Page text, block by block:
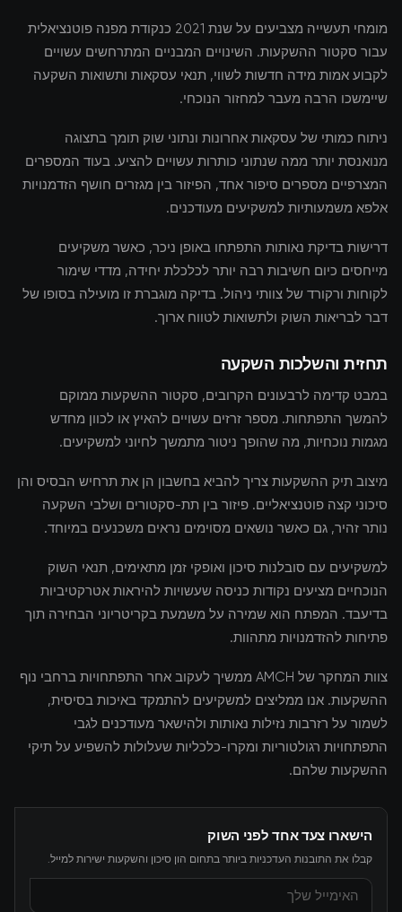
מומחי תעשייה מצביעים על שנת 2021 כנקודת מפנה פוטנציאלית
עבור סקטור ההשקעות. השינויים המבניים המתרחשים עשויים
לקבוע אמות מידה חדשות לשווי, תנאי עסקאות ותשואות השקעה
שיימשכו הרבה מעבר למחזור הנוכחי.
ניתוח כמותי של עסקאות אחרונות ונתוני שוק תומך בתצוגה
מנואנסת יותר ממה שנתוני כותרות עשויים להציע. בעוד המספרים
המצרפיים מספרים סיפור אחד, הפיזור בין מגזרים חושף הזדמנויות
אלפא משמעותיות למשקיעים מעודכנים.
דרישות בדיקת נאותות התפתחו באופן ניכר, כאשר משקיעים
מייחסים כיום חשיבות רבה יותר לכלכלת יחידה, מדדי שימור
לקוחות ורקורד של צוותי ניהול. בדיקה מוגברת זו מועילה בסופו של
דבר לבריאות השוק ולתשואות לטווח ארוך.
תחזית והשלכות השקעה
במבט קדימה לרבעונים הקרובים, סקטור ההשקעות ממוקם
להמשך התפתחות. מספר זרזים עשויים להאיץ או לכוון מחדש
מגמות נוכחיות, מה שהופך ניטור מתמשך לחיוני למשקיעים.
מיצוב תיק ההשקעות צריך להביא בחשבון הן את תרחיש הבסיס והן
סיכוני קצה פוטנציאליים. פיזור בין תת-סקטורים ושלבי השקעה
נותר זהיר, גם כאשר נושאים מסוימים נראים משכנעים במיוחד.
למשקיעים עם סובלנות סיכון ואופקי זמן מתאימים, תנאי השוק
הנוכחיים מציעים נקודות כניסה שעשויות להיראות אטרקטיביות
בדיעבד. המפתח הוא שמירה על משמעת בקריטריוני הבחירה תוך
פתיחות להזדמנויות מתהוות.
צוות המחקר של AMCH ממשיך לעקוב אחר התפתחויות ברחבי נוף
ההשקעות. אנו ממליצים למשקיעים להתמקד באיכות בסיסית,
לשמור על רזרבות נזילות נאותות ולהישאר מעודכנים לגבי
התפתחויות רגולטוריות ומקרו-כלכליות שעלולות להשפיע על תיקי
ההשקעות שלהם.
הישארו צעד אחד לפני השוק
קבלו את התובנות העדכניות ביותר בתחום הון סיכון והשקעות ישירות למייל.